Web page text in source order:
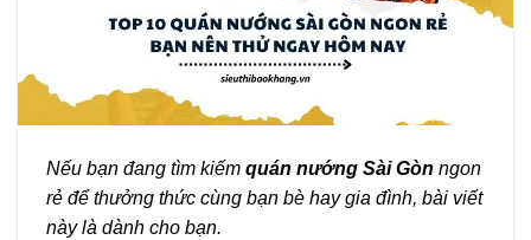
Nếu bạn đang tìm kiếm quán nướng Sài Gòn ngon
rẻ để thưởng thức cùng bạn bè hay gia đình, bài viết
này là dành cho bạn.